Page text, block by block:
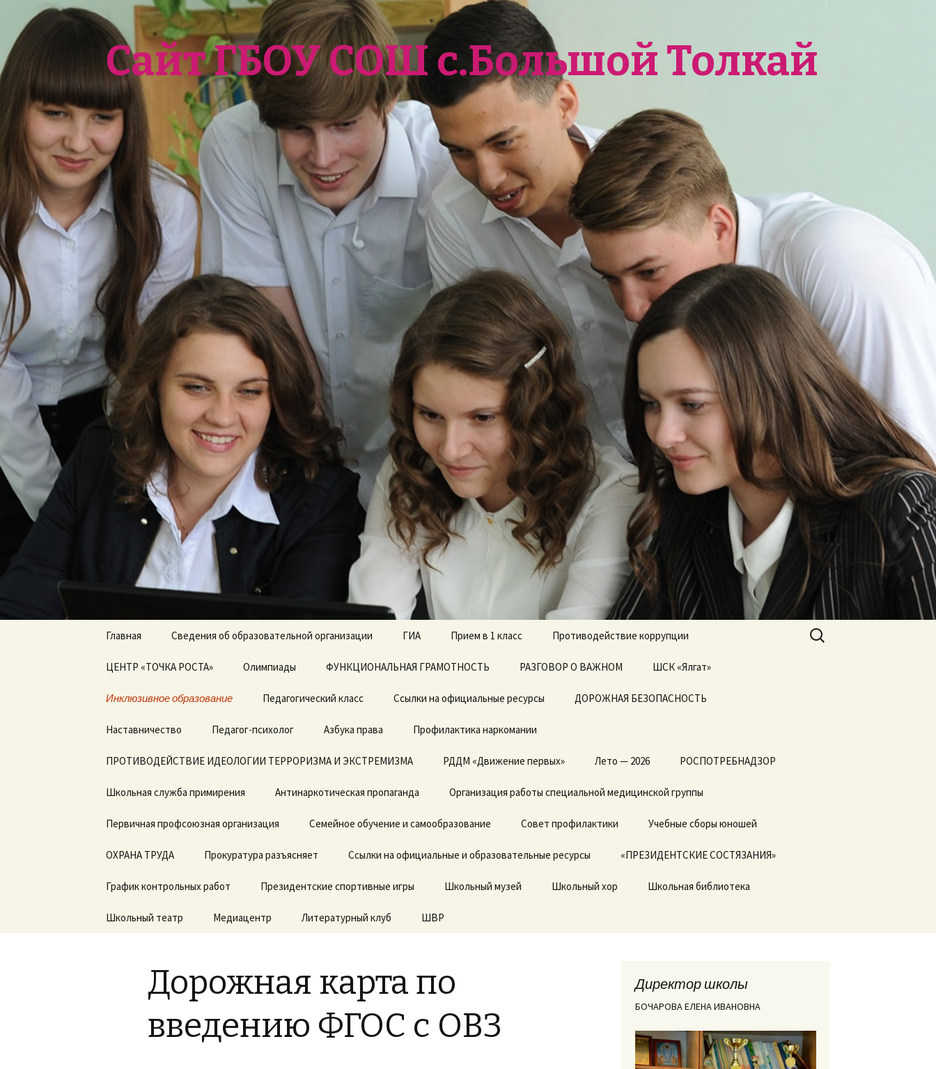
Сайт ГБОУ СОШ с.Большой Толкай
содержимому
Главная Сведения об образовательной организации
Основные сведения
Структура и органы
управления
организацией
Документы Локальные акты
Отчет о результатах
самообследования
Предписания органов,
государственный
отчеты об исполнении
предписаний
Государственные
Образование
Образовательные
стандарты и
образовательного
процесса.Доступная
среда.
Платные
образовательные
ГИА
ЕГЭ
ОГЭ
Прием в 1 класс
Архив документов в 1
Противодействие коррупции
ЦЕНТР «ТОЧКА РОСТА»
Общая информация о
центре «Точка роста»
Образовательные
техническая база
Режим занятий
Мероприятия
Обратная связь,
контакты
Фотогалерея
Олимпиады ФУНКЦИОНАЛЬНАЯ ГРАМОТНОСТЬ РАЗГОВОР О ВАЖНОМ ШСК «Ялгат»
Всероссийские
Инклюзивное образование
Дорожная карта по
ДОГОВОРЫ о
Педагогический класс Ссылки на официальные ресурсы ДОРОЖНАЯ БЕЗОПАСНОСТЬ
Наставничество Педагог-психолог Азбука права Профилактика наркомании
ПРОТИВОДЕЙСТВИЕ ИДЕОЛОГИИ ТЕРРОРИЗМА И ЭКСТРЕМИЗМА РДДМ «Движение первых» Лето — 2026 РОСПОТРЕБНАДЗОР
Школьная служба примирения Антинаркотическая пропаганда Организация работы специальной медицинской группы
Первичная профсоюзная организация Семейное обучение и самообразование Совет профилактики Учебные сборы юношей
ОХРАНА ТРУДА Прокуратура разъясняет Ссылки на официальные и образовательные ресурсы «ПРЕЗИДЕНТСКИЕ СОСТЯЗАНИЯ»
График контрольных работ Президентские спортивные игры Школьный музей Школьный хор Школьная библиотека
Школьный театр Медиацентр Литературный клуб ШВР
Найти:
Дорожная карта по
введению ФГОС с ОВЗ
Директор школы
БОЧАРОВА ЕЛЕНА ИВАНОВНА